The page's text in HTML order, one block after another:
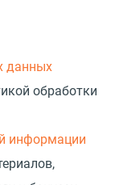
данных
обработки
информации